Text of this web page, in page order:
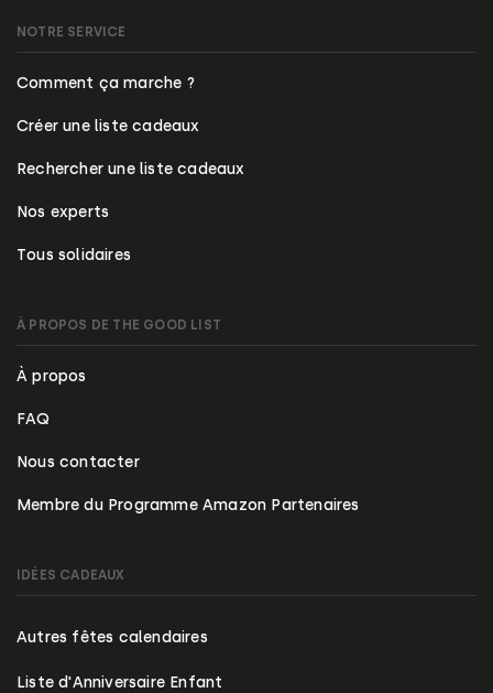
NOTRE SERVICE
Comment ça marche ?
Créer une liste cadeaux
Rechercher une liste cadeaux
Nos experts
Tous solidaires
À PROPOS DE THE GOOD LIST
À propos
FAQ
Nous contacter
Membre du Programme Amazon Partenaires
IDÉES CADEAUX
Autres fêtes calendaires
Liste d'Anniversaire Enfant